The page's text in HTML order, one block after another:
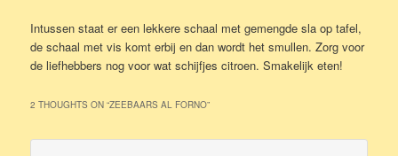
Intussen staat er een lekkere schaal met gemengde sla op tafel,
de schaal met vis komt erbij en dan wordt het smullen. Zorg voor
de liefhebbers nog voor wat schijfjes citroen. Smakelijk eten!
2 THOUGHTS ON “ZEEBAARS AL FORNO”